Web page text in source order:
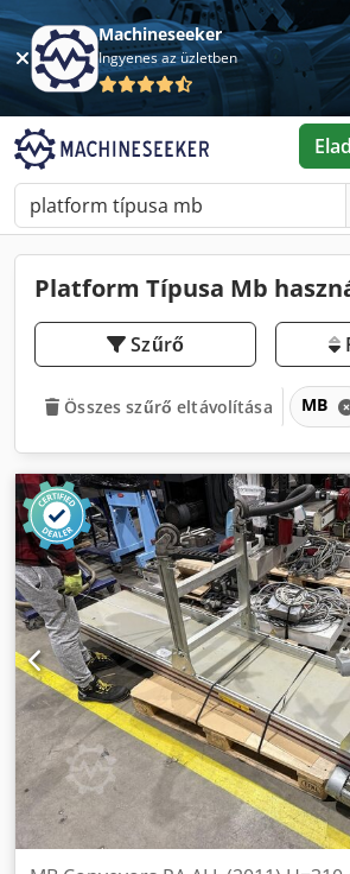
Machineseeker
Ingyenes az üzletben
Elad
Platform Típusa Mb
Szűrő
Összes szűrő eltávolítása MB